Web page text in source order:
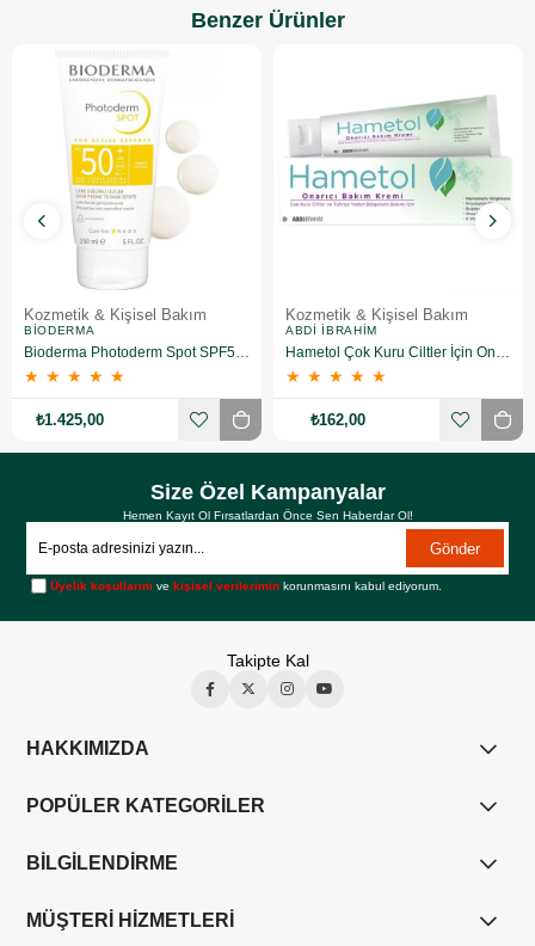
Benzer Ürünler
Kozmetik & Kişisel Bakım
BIODERMA
Bioderma Photoderm Spot SPF50+ 150 ml
★ ★ ★ ★ ★
₺1.425,00
Kozmetik & Kişisel Bakım
ABDI İBRAHIM
Hametol Çok Kuru Ciltler İçin Onarıcı Bakım Kremi 30 g
★ ★ ★ ★ ★
₺162,00
Size Özel Kampanyalar
Hemen Kayıt Ol Fırsatlardan Önce Sen Haberdar Ol!
Gönder
Üyelik koşullarını vekişisel verilerimin korunmasını kabul ediyorum.
Takipte Kal
HAKKIMIZDA
POPÜLER KATEGORİLER
BİLGİLENDİRME
MÜŞTERİ HİZMETLERİ